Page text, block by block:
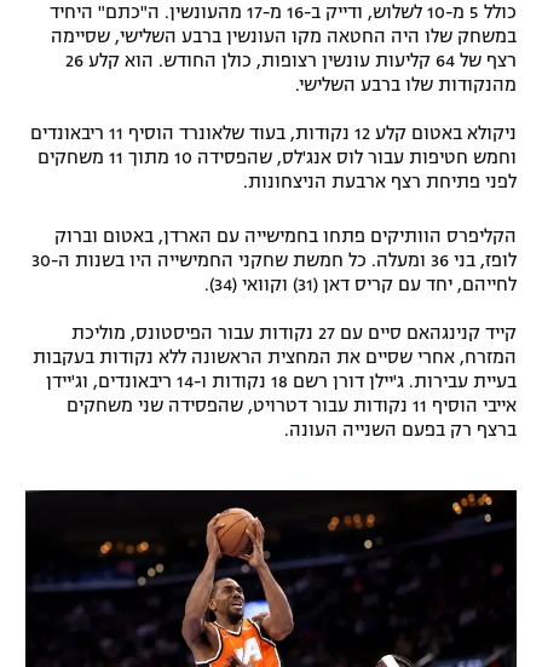
כולל 5 מ-10 לשלוש, ודייק ב-16 מ-17 מהעונשין. ה"כתם" היחיד
במשחק שלו היה החטאה מקו העונשין ברבע השלישי, שסיימה
רצף של 64 קליעות עונשין רצופות, כולן החודש. הוא קלע 26
מהנקודות שלו ברבע השלישי.
ניקולא באטום קלע 12 נקודות, בעוד שלאונרד הוסיף 11 ריבאונדים
וחמש חטיפות עבור לוס אנג'לס, שהפסידה 10 מתוך 11 משחקים
לפני פתיחת רצף ארבעת הניצחונות.
הקליפרס הוותיקים פתחו בחמישייה עם הארדן, באטום וברוק
לופז, בני 36 ומעלה. כל חמשת שחקני החמישייה היו בשנות ה-30
לחייהם, יחד עם קריס דאן (31) וקוואי (34).
קייד קנינגהאם סיים עם 27 נקודות עבור הפיסטונס, מוליכת
המזרח, אחרי שסיים את המחצית הראשונה ללא נקודות בעקבות
בעיית עבירות. ג'יילן דורן רשם 18 נקודות ו-14 ריבאונדים, וג'יידן
אייבי הוסיף 11 נקודות עבור דטרויט, שהפסידה שני משחקים
ברצף רק בפעם השנייה העונה.